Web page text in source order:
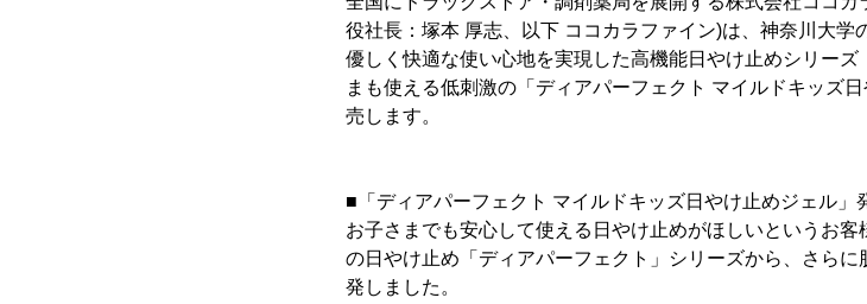
役社長：塚本 厚志、以下 ココカラファイン)は、神奈川大
優しく快適な使い心地を実現した高機能日やけ止めシリー
まも使える低刺激の「ディアパーフェクト マイルドキッズ
売します。
■「ディアパーフェクト マイルドキッズ日やけ止めジェル」
お子さまでも安心して使える日やけ止めがほしいというお
の日やけ止め「ディアパーフェクト」シリーズから、さら
発しました。